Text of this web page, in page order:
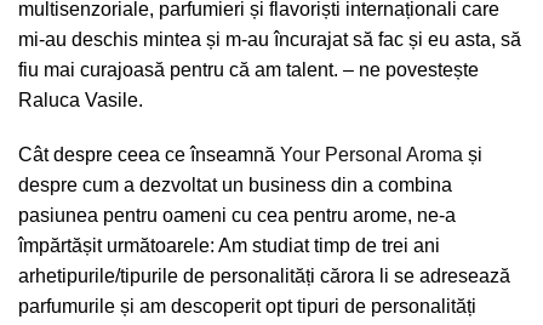
multisenzoriale, parfumieri și flavoriști internaționali care
mi-au deschis mintea și m-au încurajat să fac și eu asta, să
fiu mai curajoasă pentru că am talent. – ne povestește
Raluca Vasile.
Cât despre ceea ce înseamnă Your Personal Aroma și
despre cum a dezvoltat un business din a combina
pasiunea pentru oameni cu cea pentru arome, ne-a
împărtășit următoarele: Am studiat timp de trei ani
arhetipurile/tipurile de personalități cărora li se adresează
parfumurile și am descoperit opt tipuri de personalități